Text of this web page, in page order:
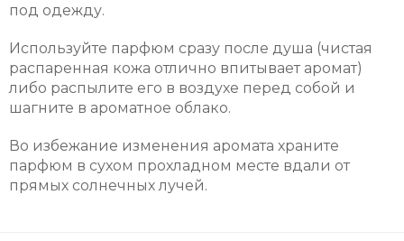
под одежду.
Используйте парфюм сразу после душа (чистая
распаренная кожа отлично впитывает аромат)
либо распылите его в воздухе перед собой и
шагните в ароматное облако.
Во избежание изменения аромата храните
парфюм в сухом прохладном месте вдали от
прямых солнечных лучей.